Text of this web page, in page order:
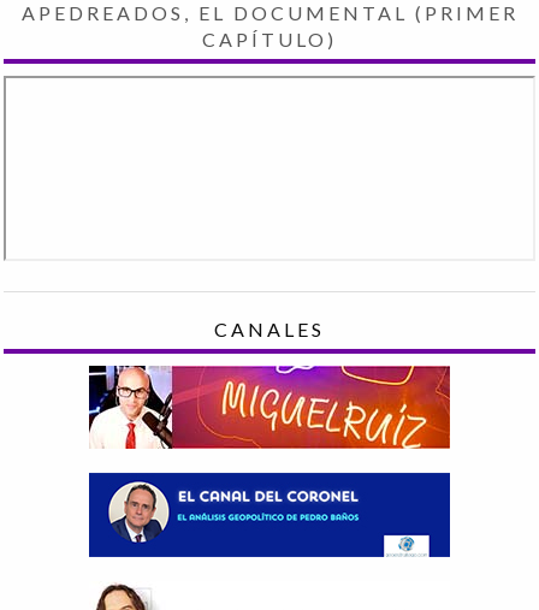
APEDREADOS, EL DOCUMENTAL (PRIMER
CAPÍTULO)
CANALES